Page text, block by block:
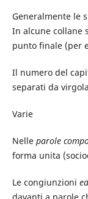
Generalmente le
In alcune collane
punto finale (per
Il numero del
separati da
Varie
Nelle parole
forma unita
Le congiunzioni ed